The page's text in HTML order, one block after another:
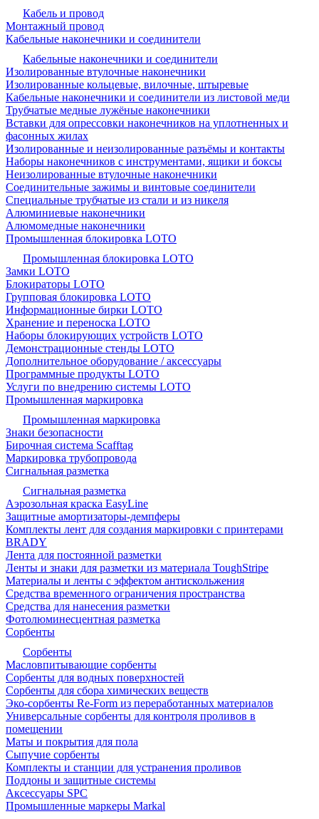
Кабель и провод
Монтажный провод
Кабельные наконечники и соединители
Кабельные наконечники и соединители
Изолированные втулочные наконечники
Изолированные кольцевые, вилочные, штыревые
Кабельные наконечники и соединители из листовой меди
Трубчатые медные лужёные наконечники
Вставки для опрессовки наконечников на уплотненных и
фасонных жилах
Изолированные и неизолированные разъёмы и контакты
Наборы наконечников с инструментами, ящики и боксы
Неизолированные втулочные наконечники
Соединительные зажимы и винтовые соединители
Специальные трубчатые из стали и из никеля
Алюминиевые наконечники
Алюмомедные наконечники
Промышленная блокировка LOTO
Промышленная блокировка LOTO
Замки LOTO
Блокираторы LOTO
Групповая блокировка LOTO
Информационные бирки LOTO
Хранение и переноска LOTO
Наборы блокирующих устройств LOTO
Демонстрационные стенды LOTO
Дополнительное оборудование / аксессуары
Программные продукты LOTO
Услуги по внедрению системы LOTO
Промышленная маркировка
Промышленная маркировка
Знаки безопасности
Бирочная система Scafftag
Маркировка трубопровода
Сигнальная разметка
Сигнальная разметка
Аэрозольная краска EasyLine
Защитные амортизаторы-демпферы
Комплекты лент для создания маркировки с принтерами
BRADY
Лента для постоянной разметки
Ленты и знаки для разметки из материала ToughStripe
Материалы и ленты с эффектом антискольжения
Средства временного ограничения пространства
Средства для нанесения разметки
Фотолюминесцентная разметка
Сорбенты
Сорбенты
Масловпитывающие сорбенты
Сорбенты для водных поверхностей
Сорбенты для сбора химических веществ
Эко-сорбенты Re-Form из переработанных материалов
Универсальные сорбенты для контроля проливов в
помещении
Маты и покрытия для пола
Сыпучие сорбенты
Комплекты и станции для устранения проливов
Поддоны и защитные системы
Аксессуары SPC
Промышленные маркеры Markal